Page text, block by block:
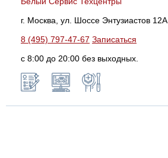
г. Москва, ул. Шоссе Энтузиастов 12А
8 (495) 797-47-67 Записаться
с 8:00 до 20:00 без выходных.